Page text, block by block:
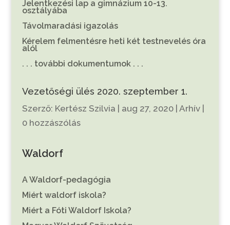
Jelentkezési lap a gimnázium 10-13.
osztályába
Távolmaradási igazolás
Kérelem felmentésre heti két testnevelés óra
alól
. . . további dokumentumok . . .
Vezetőségi ülés 2020. szeptember 1.
Szerző: Kertész Szilvia | aug 27, 2020| Arhív|
0 hozzászólás
Waldorf
A Waldorf-pedagógia
Miért waldorf iskola?
Miért a Fóti Waldorf Iskola?